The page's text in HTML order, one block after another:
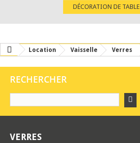
DÉCORATION DE TABLE
Location Vaisselle Verres
RECHERCHER
VERRES